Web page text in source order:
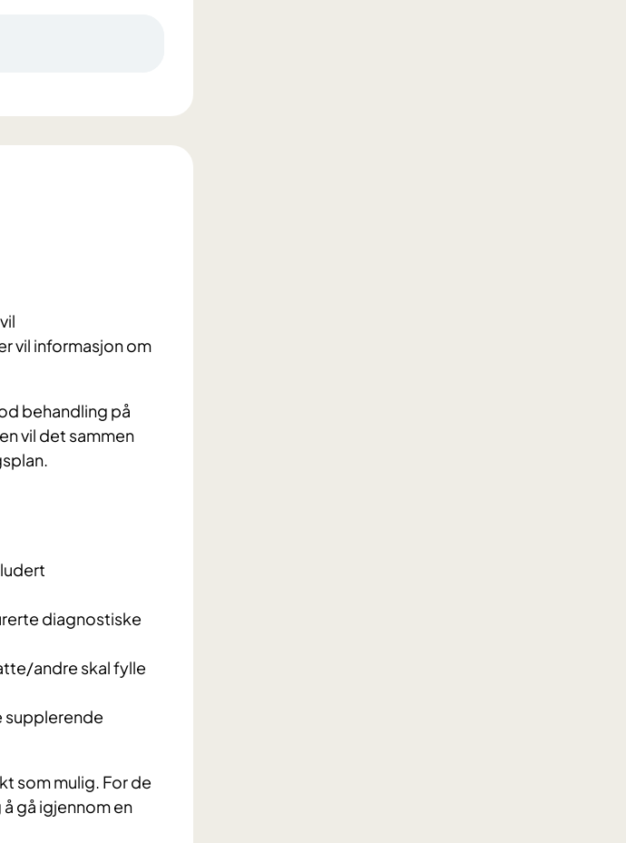
vil informasjon om
behandling på
vil det sammen
diagnostiske
andre skal fylle
supplerende
som mulig. For de
gå igjennom en